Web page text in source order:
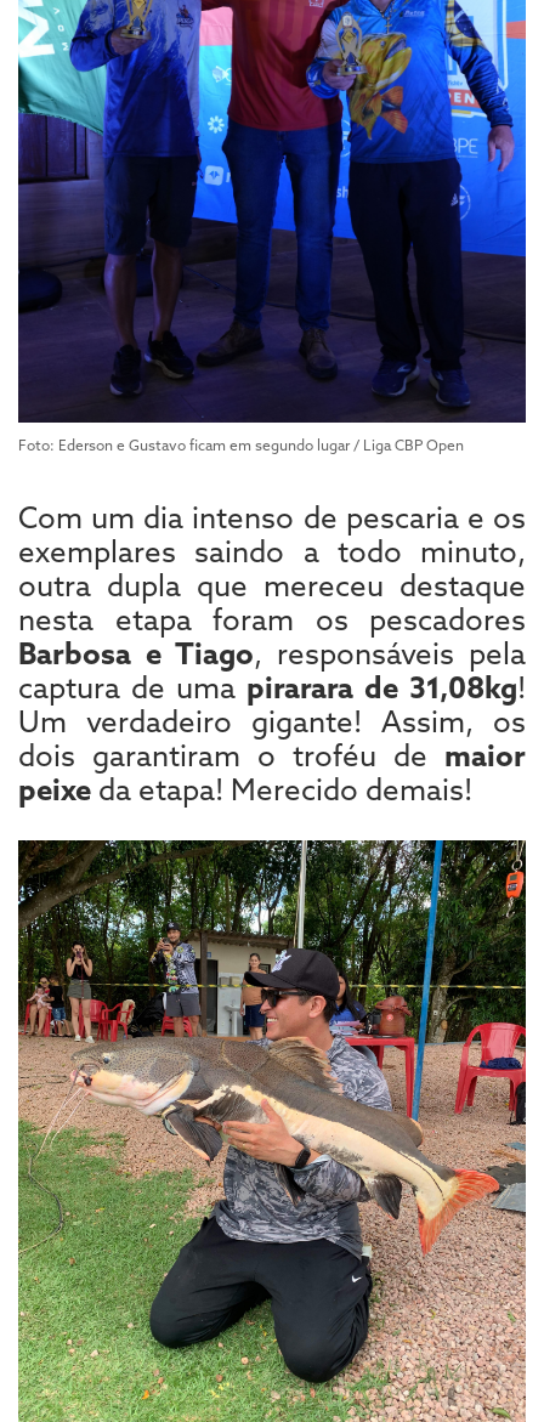
Foto: Ederson e Gustavo ficam em segundo lugar / Liga CBP Open
Com um dia intenso de pescaria e os
exemplares saindo a todo minuto,
outra dupla que mereceu destaque
nesta etapa foram os pescadores
Barbosa e Tiago, responsáveis pela
captura de uma pirarara de 31,08kg!
Um verdadeiro gigante! Assim, os
dois garantiram o troféu de maior
peixe da etapa! Merecido demais!